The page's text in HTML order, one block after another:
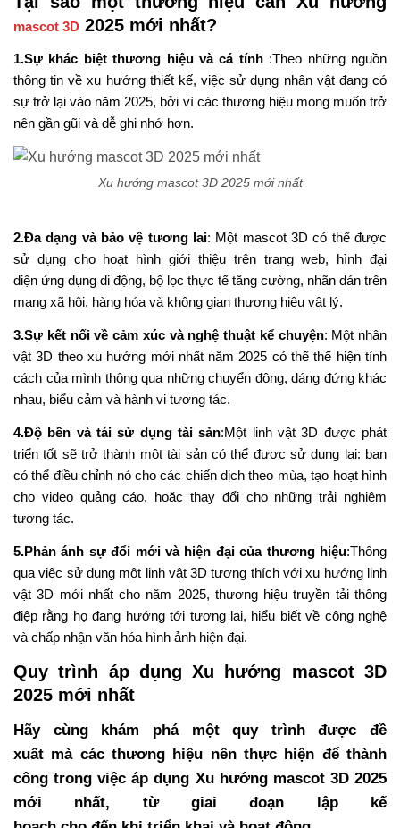
mascot 3D 2025 mới nhất?
1.Sự khác biệt thương hiệu và cá tính:Theo những nguồn
thông tin về xu hướng thiết kế, việc sử dụng nhân vật đang có
sự trở lại vào năm 2025, bởi vì các thương hiệu mong muốn trở
nên gần gũi và dễ ghi nhớ hơn.
Xu hướng mascot 3D 2025 mới nhất
2.Đa dạng và bảo vệ tương lai: Một mascot 3D có thể được
sử dụng cho hoạt hình giới thiệu trên trang web, hình đại
diện ứng dụng di động, bộ lọc thực tế tăng cường, nhãn dán trên
mạng xã hội, hàng hóa và không gian thương hiệu vật lý.
3.Sự kết nối về cảm xúc và nghệ thuật kể chuyện: Một nhân
vật 3D theo xu hướng mới nhất năm 2025 có thể thể hiện tính
cách của mình thông qua những chuyển động, dáng đứng khác
nhau, biểu cảm và hành vi tương tác.
4.Độ bền và tái sử dụng tài sản:Một linh vật 3D được phát
triển tốt sẽ trở thành một tài sản có thể được sử dụng lại: bạn
có thể điều chỉnh nó cho các chiến dịch theo mùa, tạo hoạt hình
cho video quảng cáo, hoặc thay đổi cho những trải nghiệm
tương tác.
5.Phản ánh sự đổi mới và hiện đại của thương hiệu:Thông
qua việc sử dụng một linh vật 3D tương thích với xu hướng linh
vật 3D mới nhất cho năm 2025, thương hiệu truyền tải thông
điệp rằng họ đang hướng tới tương lai, hiểu biết về công nghệ
và chấp nhận văn hóa hình ảnh hiện đại.
Quy trình áp dụng Xu hướng mascot 3D
2025 mới nhất
Hãy cùng khám phá một quy trình được đề
xuất mà các thương hiệu nên thực hiện để thành
công trong việc áp dụng Xu hướng mascot 3D 2025
mới nhất, từ giai đoạn lập kế